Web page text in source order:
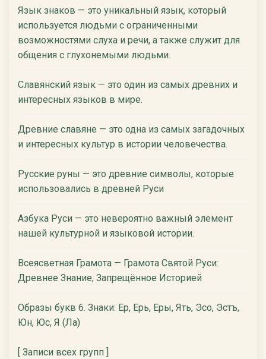
Язык знаков — это уникальный язык, который
используется людьми с ограниченными
возможностями слуха и речи, а также служит для
общения с глухонемыми людьми.
Славянский язык — это один из самых древних и
интересных языков в мире.
Древние славяне — это одна из самых загадочных
и интересных культур в истории человечества.
Русские руны — это древние символы, которые
использовались в древней Руси
Азбука Руси — это невероятно важный элемент
нашей культурной и языковой истории.
Всеясветная Грамота — Грамота Святой Руси:
Древнее Знание, Запрещённое Историей
Образы букв 6. Знаки: Ер, Ерь, Еры, Ять, Эсо, Эстъ,
Юн, Юс, Я (Ла)
[ Записи всех групп ]